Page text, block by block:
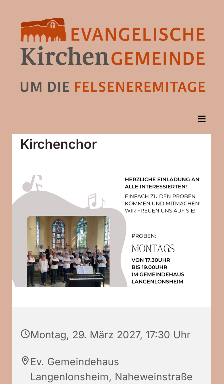
Kirchenchor
Montag, 29. März 2027, 17:30 Uhr
Ev. Gemeindehaus
Langenlonsheim, Naheweinstraße